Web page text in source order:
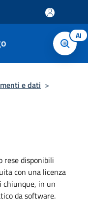
AI
e dati >
rese disponibili
con una licenza
chiunque, in un
da software.